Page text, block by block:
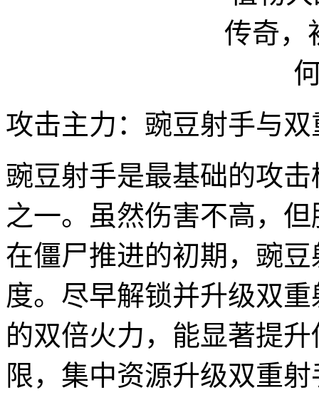
攻击主力：豌豆射手与
豌豆射手是最基础的攻
之一。虽然伤害不高，
在僵尸推进的初期，豌
度。尽早解锁并升级双
的双倍火力，能显著提
限，集中资源升级双重